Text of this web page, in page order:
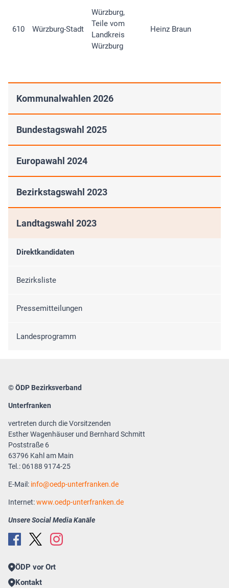
610 Würzburg-Stadt
Würzburg,
Teile vom
Landkreis
Würzburg
Heinz Braun
Kommunalwahlen 2026
Bundestagswahl 2025
Europawahl 2024
Bezirkstagswahl 2023
Landtagswahl 2023
Direktkandidaten
Bezirksliste
Pressemitteilungen
Landesprogramm
© ÖDP Bezirksverband
Unterfranken
vertreten durch die Vorsitzenden
Esther Wagenhäuser und Bernhard Schmitt
Poststraße 6
63796 Kahl am Main
Tel.: 06188 9174-25
E-Mail: info oedp-unterfranken.de
Internet:www.oedp-unterfranken.de
Unsere Social Media Kanäle
ÖDP vor Ort
Kontakt